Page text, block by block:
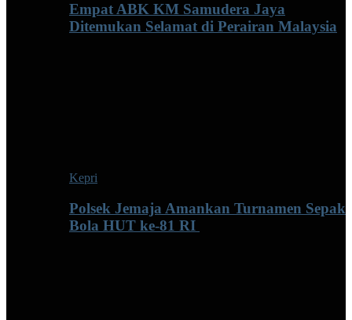
Empat ABK KM Samudera Jaya
Ditemukan Selamat di Perairan Malaysia
Kepri
Polsek Jemaja Amankan Turnamen Sepak
Bola HUT ke-81 RI ‎